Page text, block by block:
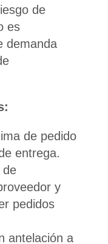
de
es
demanda
de pedido
entrega.
de
y
pedidos
antelación a